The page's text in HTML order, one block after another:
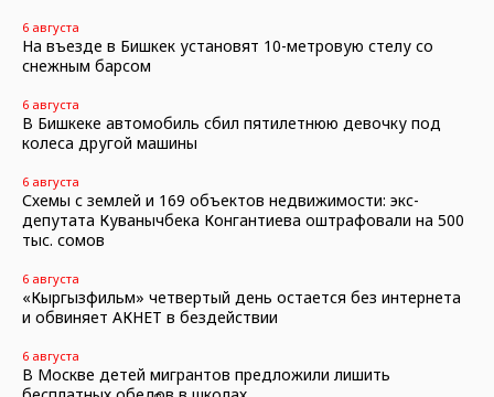
6 августа
На въезде в Бишкек установят 10-метровую стелу со
снежным барсом
6 августа
В Бишкеке автомобиль сбил пятилетнюю девочку под
колеса другой машины
6 августа
Схемы с землей и 169 объектов недвижимости: экс-
депутата Куванычбека Конгантиева оштрафовали на 500
тыс. сомов
6 августа
«Кыргызфильм» четвертый день остается без интернета
и обвиняет АКНЕТ в бездействии
6 августа
В Москве детей мигрантов предложили лишить